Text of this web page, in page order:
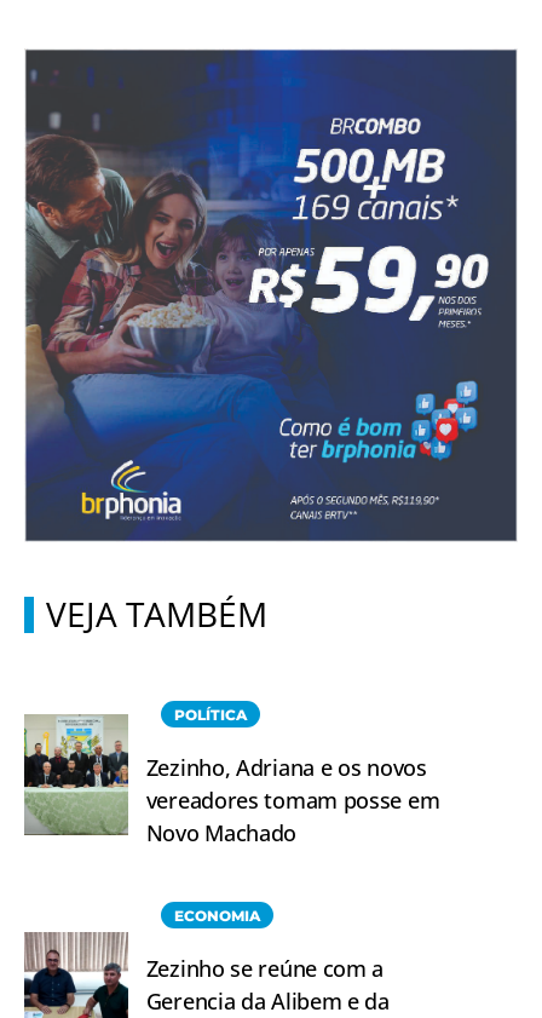
VEJA TAMBÉM
POLÍTICA
Zezinho, Adriana e os novos
vereadores tomam posse em
Novo Machado
ECONOMIA
Zezinho se reúne com a
Gerencia da Alibem e da